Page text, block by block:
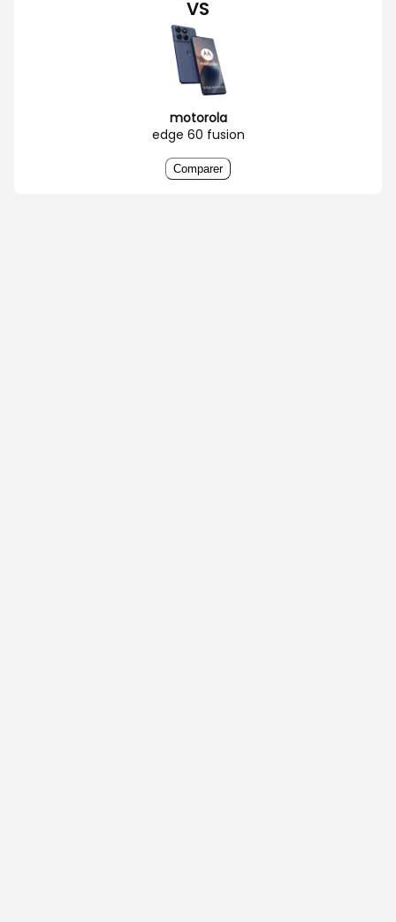
VS
motorola
edge 60 fusion
Comparer